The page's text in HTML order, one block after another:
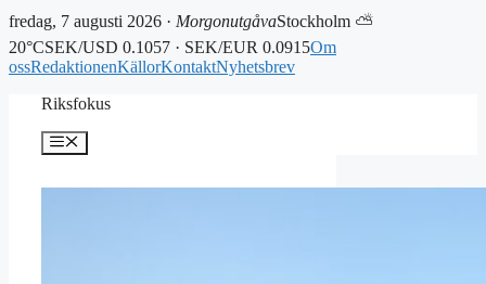
fredag, 7 augusti 2026 · MorgonutgåvaStockholm ⛅
20°CSEK/USD 0.1057 · SEK/EUR 0.0915Om
ossRedaktionenKällorKontaktNyhetsbrev
Riksfokus
Meny